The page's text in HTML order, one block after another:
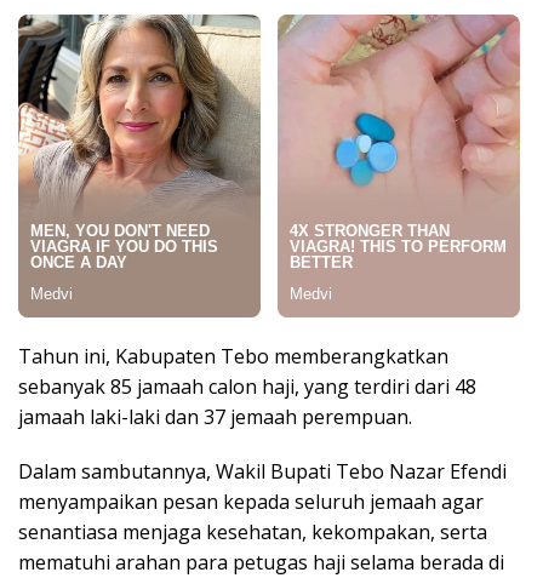
Tahun ini, Kabupaten Tebo memberangkatkan
sebanyak 85 jamaah calon haji, yang terdiri dari 48
jamaah laki-laki dan 37 jemaah perempuan.
Dalam sambutannya, Wakil Bupati Tebo Nazar Efendi
menyampaikan pesan kepada seluruh jemaah agar
senantiasa menjaga kesehatan, kekompakan, serta
mematuhi arahan para petugas haji selama berada di